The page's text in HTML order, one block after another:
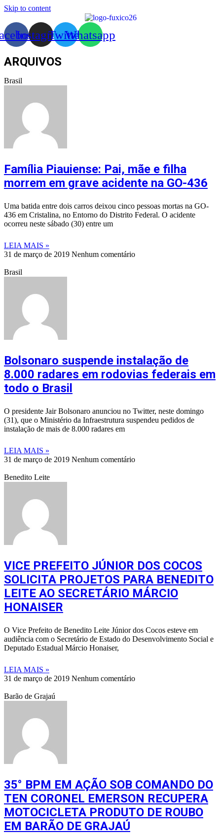
Skip to content
InstagramTwitterWhatsapp
ARQUIVOS
Brasil
Família Piauiense: Pai, mãe e filha
morrem em grave acidente na GO-436
Uma batida entre dois carros deixou cinco pessoas mortas na GO-
436 em Cristalina, no Entorno do Distrito Federal. O acidente
ocorreu neste sábado (30) entre um
LEIA MAIS »
31 de março de 2019 Nenhum comentário
Brasil
Bolsonaro suspende instalação de
8.000 radares em rodovias federais em
todo o Brasil
O presidente Jair Bolsonaro anunciou no Twitter, neste domingo
(31), que o Ministério da Infraestrutura suspendeu pedidos de
instalação de mais de 8.000 radares em
LEIA MAIS »
31 de março de 2019 Nenhum comentário
Benedito Leite
VICE PREFEITO JÚNIOR DOS COCOS
SOLICITA PROJETOS PARA BENEDITO
LEITE AO SECRETÁRIO MÁRCIO
HONAISER
O Vice Prefeito de Benedito Leite Júnior dos Cocos esteve em
audiência com o Secretário de Estado do Desenvolvimento Social e
Deputado Estadual Márcio Honaiser,
LEIA MAIS »
31 de março de 2019 Nenhum comentário
Barão de Grajaú
35° BPM EM AÇÃO SOB COMANDO DO
TEN CORONEL EMERSON RECUPERA
MOTOCICLETA PRODUTO DE ROUBO
EM BARÃO DE GRAJAÚ